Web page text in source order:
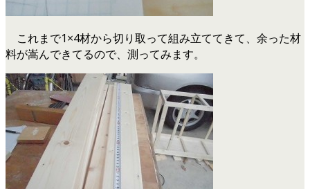
これまで1×4材から切り取って組み立ててきて、余った材
料が嵩んできてるので、測ってみます。